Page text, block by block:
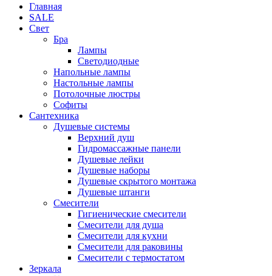
Главная
SALE
Свет
Бра
Лампы
Светодиодные
Напольные лампы
Настольные лампы
Потолочные люстры
Софиты
Сантехника
Душевые системы
Верхний душ
Гидромассажные панели
Душевые лейки
Душевые наборы
Душевые скрытого монтажа
Душевые штанги
Смесители
Гигиенические смесители
Смесители для душа
Смесители для кухни
Смесители для раковины
Смесители с термостатом
Зеркала